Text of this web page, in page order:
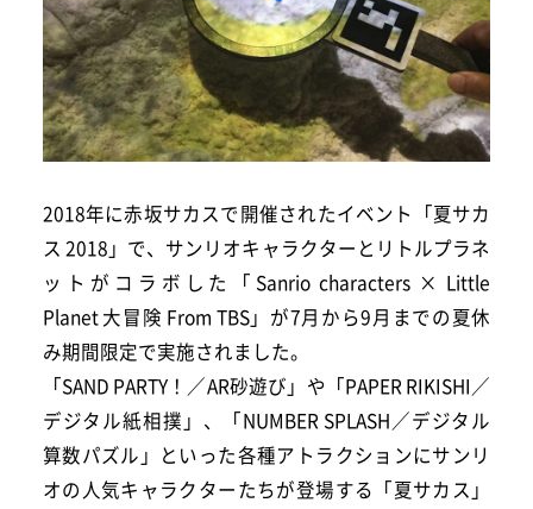
2018年に赤坂サカスで開催されたイベント「夏サカ
ス 2018」で、サンリオキャラクターとリトルプラネ
ットがコラボした「Sanrio characters × Little
Planet 大冒険 From TBS」が7月から9月までの夏休
み期間限定で実施されました。
「SAND PARTY！／AR砂遊び」や「PAPER RIKISHI／
デジタル紙相撲」、「NUMBER SPLASH／デジタル
算数パズル」といった各種アトラクションにサンリ
オの人気キャラクターたちが登場する「夏サカス」